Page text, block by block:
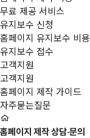
무료 제공 서비스
유지보수 신청
홈페이지 유지보수 비용
유지보수 접수
고객지원
고객지원
홈페이지 제작 가이드
자주묻는질문
홈페이지 제작 상담·문의